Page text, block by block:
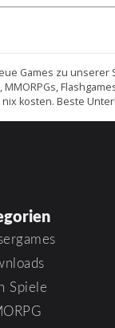
Games zu
kosten. Beste
Spiele